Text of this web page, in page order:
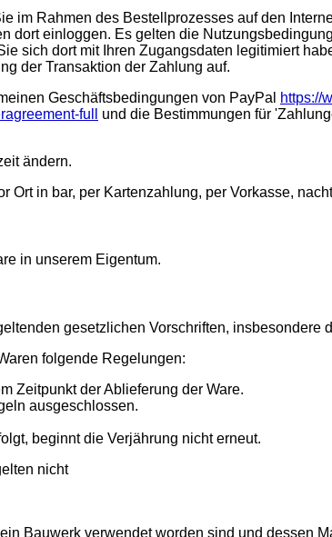
im Rahmen des Bestellprozesses auf den
dort einloggen. Es gelten die
sich dort mit Ihren Zugangsdaten legitimiert
der Transaktion der Zahlung auf.
Geschäftsbedingungen von PayPal
https://
full
und die Bestimmungen für
ändern.
in bar, per Kartenzahlung, per Vorkasse,
in unserem Eigentum.
gesetzlichen Vorschriften, insbesondere
folgende Regelungen:
Zeitpunkt der Ablieferung der Ware.
ausgeschlossen.
beginnt die Verjährung nicht erneut.
nicht
Bauwerk verwendet worden sind und dessen